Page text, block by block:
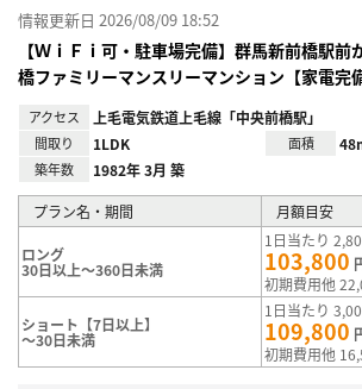
情報更新日 2026/08/09 18:52
【ＷｉＦｉ可・駐車場完備】群馬新前橋駅
橋ファミリーマンスリーマンション【家電完備
アクセス 上毛電気鉄道上毛線「中央前橋駅」
間取り 1LDK 面積
築年数 1982年 3月 築
プラン名・期間 月額目安
ロング
30日以上～360日未満
1日当たり
103,800
初期費用他
ショート【7日以上】
～30日未満
1日当たり
109,800
初期費用他